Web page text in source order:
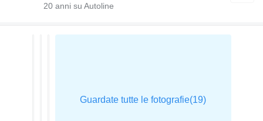
20 anni su Autoline